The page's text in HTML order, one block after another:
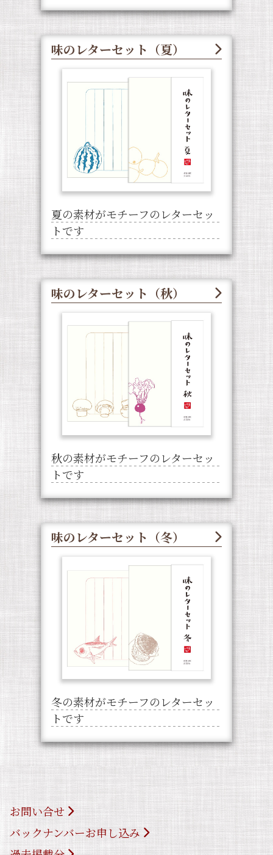
味のレターセット（夏）
夏の素材がモチーフのレターセッ
トです
味のレターセット（秋）
秋の素材がモチーフのレターセッ
トです
味のレターセット（冬）
冬の素材がモチーフのレターセッ
トです
お問い合せ
バックナンバーお申し込み